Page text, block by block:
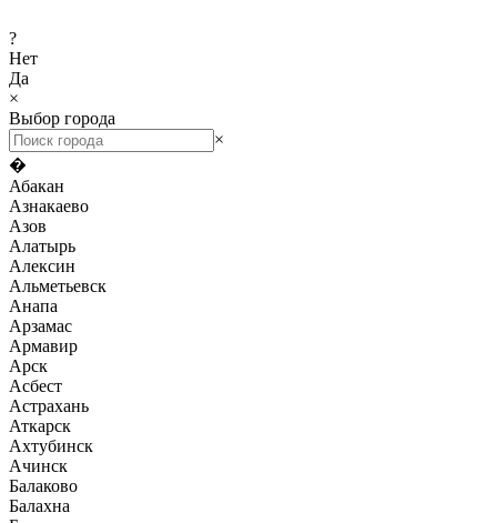
?
Нет
Да
×
Выбор города
×
�
Абакан
Азнакаево
Азов
Алатырь
Алексин
Альметьевск
Анапа
Арзамас
Армавир
Арск
Асбест
Астрахань
Аткарск
Ахтубинск
Ачинск
Балаково
Балахна